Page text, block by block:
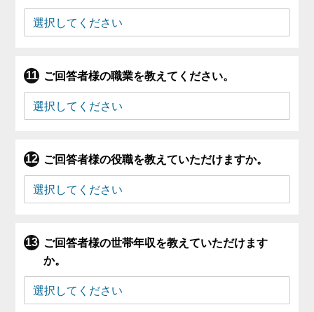
ご回答者様の職業を教えてください。
ご回答者様の役職を教えていただけますか。
ご回答者様の世帯年収を教えていただけます
か。